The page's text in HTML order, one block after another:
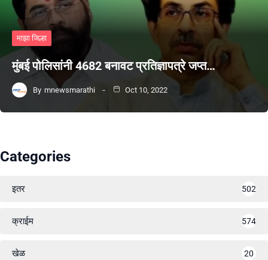
माझा जिल्हा
मुंबई पोलिसांनी 4682 बनावट प्रतिज्ञापत्रे जप्त…
By mnewsmarathi Oct 10, 2022
Categories
इतर 502
क्राईम 574
खेळ 20